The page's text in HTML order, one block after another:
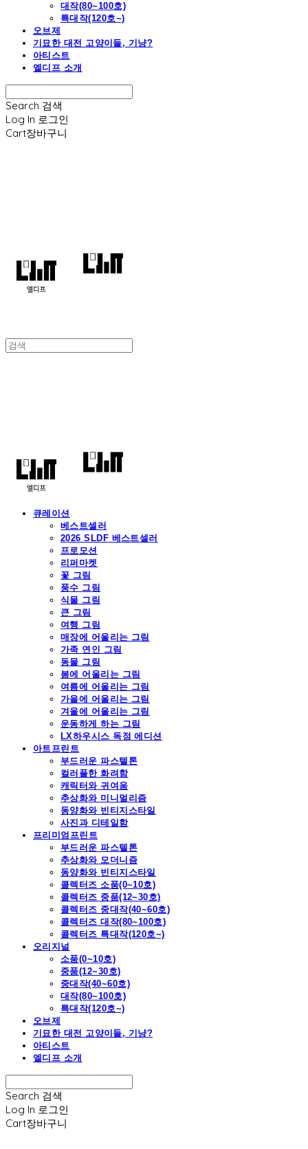
대작(80~100호)
특대작(120호~)
오브제
기묘한 대전 고양이들, 기냥?
아티스트
엘디프 소개
Search 검색
Log In 로그인
Cart장바구니
큐레이션
베스트셀러
2026 SLDF 베스트셀러
프로모션
리퍼마켓
꽃 그림
풍수 그림
식물 그림
큰 그림
여행 그림
매장에 어울리는 그림
가족 연인 그림
동물 그림
봄에 어울리는 그림
여름에 어울리는 그림
가을에 어울리는 그림
겨울에 어울리는 그림
운동하게 하는 그림
LX하우시스 독점 에디션
아트프린트
부드러운 파스텔톤
컬러풀한 화려함
캐릭터와 귀여움
추상화와 미니멀리즘
동양화와 빈티지스타일
사진과 디테일함
프리미엄프린트
부드러운 파스텔톤
추상화와 모더니즘
동양화와 빈티지스타일
콜렉터즈 소품(0~10호)
콜렉터즈 중품(12~30호)
콜렉터즈 중대작(40~60호)
콜렉터즈 대작(80~100호)
콜렉터즈 특대작(120호~)
오리지널
소품(0~10호)
중품(12~30호)
중대작(40~60호)
대작(80~100호)
특대작(120호~)
오브제
기묘한 대전 고양이들, 기냥?
아티스트
엘디프 소개
Search 검색
Log In 로그인
Cart장바구니